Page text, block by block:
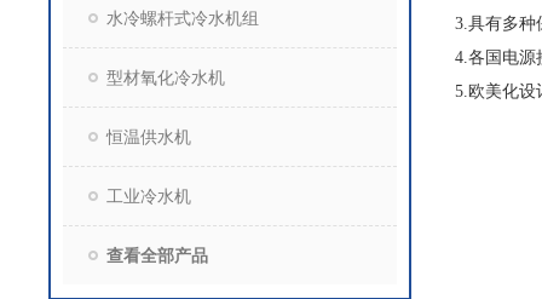
水冷螺杆式冷水机组
型材氧化冷水机
恒温供水机
工业冷水机
查看全部产品
3.具有多种
4.各国电源
5.欧美化设